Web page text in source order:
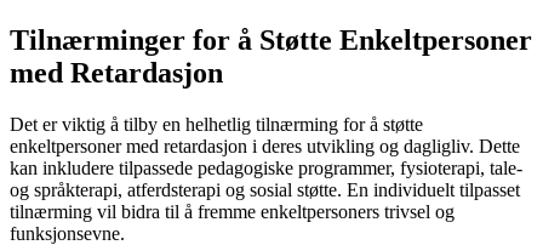
Tilnærminger for å Støtte Enkeltpersoner
med Retardasjon
Det er viktig å tilby en helhetlig tilnærming for å støtte
enkeltpersoner med retardasjon i deres utvikling og dagligliv. Dette
kan inkludere tilpassede pedagogiske programmer, fysioterapi, tale-
og språkterapi, atferdsterapi og sosial støtte. En individuelt tilpasset
tilnærming vil bidra til å fremme enkeltpersoners trivsel og
funksjonsevne.